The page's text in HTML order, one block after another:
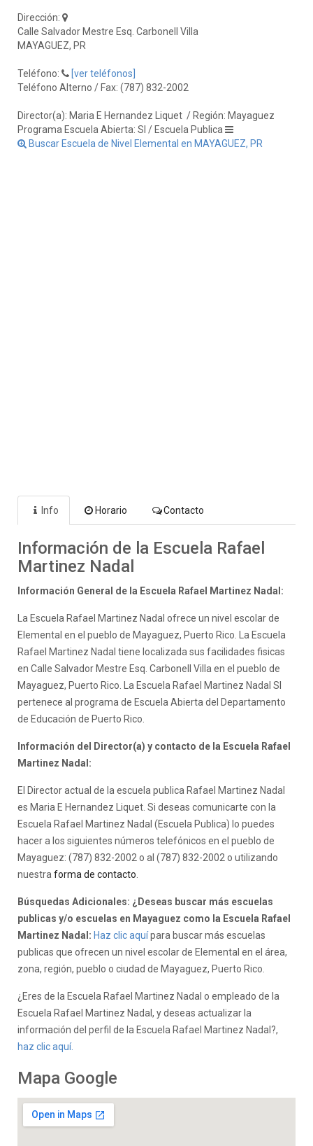
Dirección:
Calle Salvador Mestre Esq. Carbonell Villa
MAYAGUEZ, PR
Teléfono:
[ver teléfonos]
Teléfono Alterno / Fax: (787) 832-2002
Director(a): Maria E Hernandez Liquet / Región: Mayaguez
Programa Escuela Abierta: SI / Escuela Publica
Buscar Escuela de Nivel Elemental en MAYAGUEZ, PR
Info Horario Contacto
Información de la Escuela Rafael
Martinez Nadal
Información General de la Escuela Rafael Martinez Nadal:
La Escuela Rafael Martinez Nadal ofrece un nivel escolar de
Elemental en el pueblo de Mayaguez, Puerto Rico. La Escuela
Rafael Martinez Nadal tiene localizada sus facilidades fisicas
en Calle Salvador Mestre Esq. Carbonell Villa en el pueblo de
Mayaguez, Puerto Rico. La Escuela Rafael Martinez Nadal SI
pertenece al programa de Escuela Abierta del Departamento
de Educación de Puerto Rico.
Información del Director(a) y contacto de la Escuela Rafael
Martinez Nadal:
El Director actual de la escuela publica Rafael Martinez Nadal
es Maria E Hernandez Liquet. Si deseas comunicarte con la
Escuela Rafael Martinez Nadal (Escuela Publica) lo puedes
hacer a los siguientes números telefónicos en el pueblo de
Mayaguez: (787) 832-2002 o al (787) 832-2002 o utilizando
nuestra forma de contacto
Búsquedas Adicionales: ¿Deseas buscar más escuelas
publicas y/o escuelas en Mayaguez como la Escuela Rafael
Martinez Nadal: Haz clic aquípara buscar más escuelas
publicas que ofrecen un nivel escolar de Elemental en el área,
zona, región, pueblo o ciudad de Mayaguez, Puerto Rico.
¿Eres de la Escuela Rafael Martinez Nadal o empleado de la
Escuela Rafael Martinez Nadal, y deseas actualizar la
información del perfil de la Escuela Rafael Martinez Nadal?,
haz clic aquí.
Mapa Google